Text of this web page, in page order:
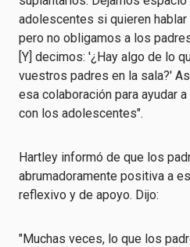
adolescentes si quieren
pero no obligamos a los
[Y] decimos: '¿Hay algo de lo
vuestros padres en la sala?'
esa colaboración para ayudar
con los adolescentes".
Hartley informó de que los
abrumadoramente positiva a
reflexivo y de apoyo. Dijo:
"Muchas veces, lo que los